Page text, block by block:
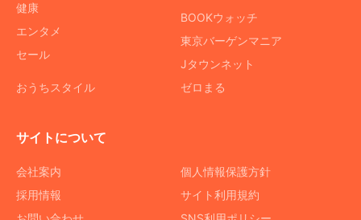
健康
エンタメ
セール
おうちスタイル
BOOKウォッチ
東京バーゲンマニア
Jタウンネット
ゼロまる
サイトについて
会社案内
採用情報
個人情報保護方針
サイト利用規約